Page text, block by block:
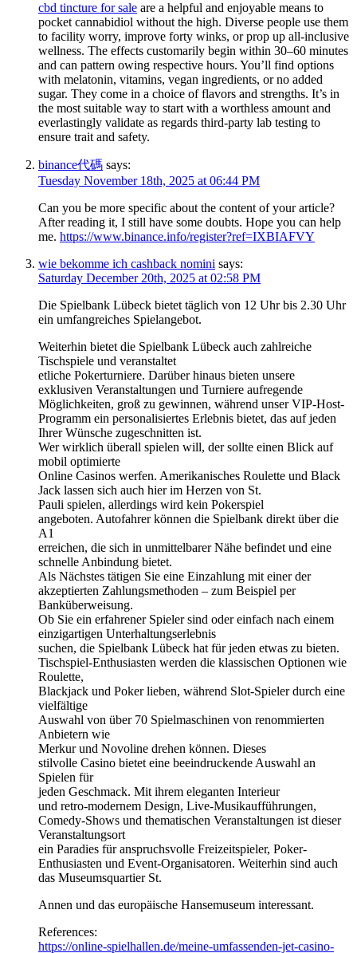
cbd tincture for sale are a helpful and enjoyable means to
pocket cannabidiol without the high. Diverse people use them
to facility worry, improve forty winks, or prop up all-inclusive
wellness. The effects customarily begin within 30–60 minutes
and can pattern owing respective hours. You’ll find options
with melatonin, vitamins, vegan ingredients, or no added
sugar. They come in a choice of flavors and strengths. It’s in
the most suitable way to start with a worthless amount and
everlastingly validate as regards third-party lab testing to
ensure trait and safety.
binance代碼 says:
Tuesday November 18th, 2025 at 06:44 PM
Can you be more specific about the content of your article?
After reading it, I still have some doubts. Hope you can help
me. https://www.binance.info/register?ref=IXBIAFVY
wie bekomme ich cashback nomini says:
Saturday December 20th, 2025 at 02:58 PM
Die Spielbank Lübeck bietet täglich von 12 Uhr bis 2.30 Uhr
ein umfangreiches Spielangebot.
Weiterhin bietet die Spielbank Lübeck auch zahlreiche
Tischspiele und veranstaltet
etliche Pokerturniere. Darüber hinaus bieten unsere
exklusiven Veranstaltungen und Turniere aufregende
Möglichkeiten, groß zu gewinnen, während unser VIP-Host-
Programm ein personalisiertes Erlebnis bietet, das auf jeden
Ihrer Wünsche zugeschnitten ist.
Wer wirklich überall spielen will, der sollte einen Blick auf
mobil optimierte
Online Casinos werfen. Amerikanisches Roulette und Black
Jack lassen sich auch hier im Herzen von St.
Pauli spielen, allerdings wird kein Pokerspiel
angeboten. Autofahrer können die Spielbank direkt über die
A1
erreichen, die sich in unmittelbarer Nähe befindet und eine
schnelle Anbindung bietet.
Als Nächstes tätigen Sie eine Einzahlung mit einer der
akzeptierten Zahlungsmethoden – zum Beispiel per
Banküberweisung.
Ob Sie ein erfahrener Spieler sind oder einfach nach einem
einzigartigen Unterhaltungserlebnis
suchen, die Spielbank Lübeck hat für jeden etwas zu bieten.
Tischspiel-Enthusiasten werden die klassischen Optionen wie
Roulette,
Blackjack und Poker lieben, während Slot-Spieler durch eine
vielfältige
Auswahl von über 70 Spielmaschinen von renommierten
Anbietern wie
Merkur und Novoline drehen können. Dieses
stilvolle Casino bietet eine beeindruckende Auswahl an
Spielen für
jeden Geschmack. Mit ihrem eleganten Interieur
und retro-modernem Design, Live-Musikaufführungen,
Comedy-Shows und thematischen Veranstaltungen ist dieser
Veranstaltungsort
ein Paradies für anspruchsvolle Freizeitspieler, Poker-
Enthusiasten und Event-Organisatoren. Weiterhin sind auch
das Museumsquartier St.
Annen und das europäische Hansemuseum interessant.
References:
https://online-spielhallen.de/meine-umfassenden-jet-casino-